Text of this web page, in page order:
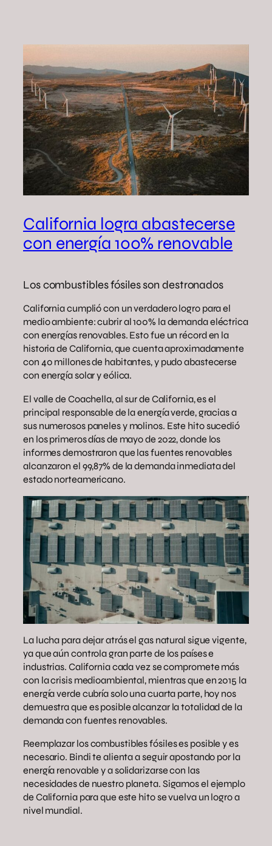
California logra abastecerse
con energía 100% renovable
Los combustibles fósiles son destronados
California cumplió con un verdadero logro para el
medio ambiente: cubrir al 100% la demanda eléctrica
con energías renovables. Esto fue un récord en la
historia de California, que cuenta aproximadamente
con 40 millones de habitantes, y pudo abastecerse
con energía solar y eólica.
El valle de Coachella, al sur de California, es el
principal responsable de la energía verde, gracias a
sus numerosos paneles y molinos. Este hito sucedió
en los primeros días de mayo de 2022, donde los
informes demostraron que las fuentes renovables
alcanzaron el 99,87% de la demanda inmediata del
estado norteamericano.
La lucha para dejar atrás el gas natural sigue vigente,
ya que aún controla gran parte de los países e
industrias. California cada vez se compromete más
con la crisis medioambiental, mientras que en 2015 la
energía verde cubría solo una cuarta parte, hoy nos
demuestra que es posible alcanzar la totalidad de la
demanda con fuentes renovables.
Reemplazar los combustibles fósiles es posible y es
necesario. Bindi te alienta a seguir apostando por la
energía renovable y a solidarizarse con las
necesidades de nuestro planeta. Sigamos el ejemplo
de California para que este hito se vuelva un logro a
nivel mundial.